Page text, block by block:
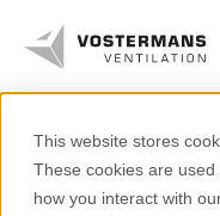
This website stores
These cookies are
how you interact with
Ventilatoren
EMI